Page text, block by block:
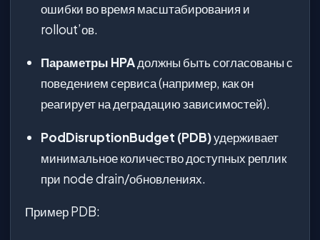
ошибки во время масштабирования и
rollout’ов.
Параметры HPAдолжны быть согласованы с
поведением сервиса (например, как он
реагирует на деградацию зависимостей).
PodDisruptionBudget (PDB)удерживает
минимальное количество доступных реплик
при node drain/обновлениях.
Пример PDB: